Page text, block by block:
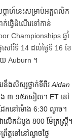
ប្តាហ៍នេះសម្រាប់អត្តពលិក
ធ្វើដំណើរទៅកាន់
Championships ឆ្នាំ
សៅរ៍ទី 14 ដល់ថ្ងៃទី 16 ខែ
Auburn ។
នឹងសិស្សថ្នាក់ទីពីរ Aidan
ង ៣:១៥​រសៀល។ ET នៅ
ែកនៅម៉ោង 6:30 ល្ងាច។
ា​លើក​ដំបូង 800 ម៉ែត្រ​ស្ត្រី​។
ត្ត​ទៅ​នៅ​ល្ងាច​ថ្ងៃ​